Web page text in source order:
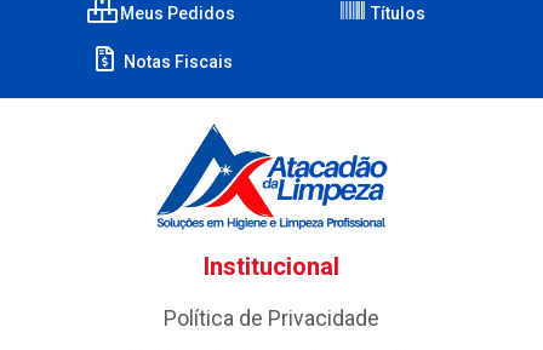
Meus Pedidos Títulos
Notas Fiscais
Institucional
Política de Privacidade